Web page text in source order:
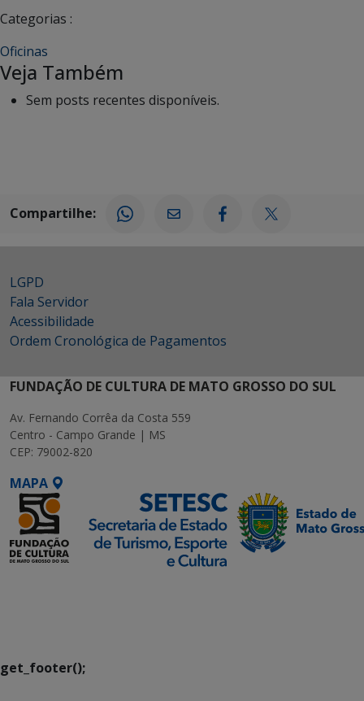
Categorias :
Oficinas
Veja Também
Sem posts recentes disponíveis.
Compartilhe:
LGPD
Fala Servidor
Acessibilidade
Ordem Cronológica de Pagamentos
FUNDAÇÃO DE CULTURA DE MATO GROSSO DO SUL
Av. Fernando Corrêa da Costa 559
Centro - Campo Grande | MS
CEP: 79002-820
MAPA
get_footer();